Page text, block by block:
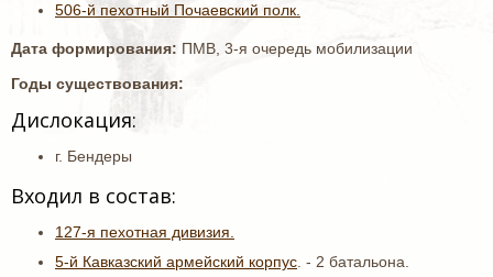
506-й пехотный Почаевский полк.
Дата формирования: ПМВ, 3-я очередь мобилизации
Годы существования:
Дислокация:
г. Бендеры
Входил в состав:
127-я пехотная дивизия.
5-й Кавказский армейский корпус . - 2 батальона.